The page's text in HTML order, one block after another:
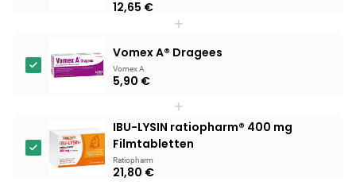
12,65 €
+
Vomex A® Dragees
Vomex A
5,90 €
+
IBU-LYSIN ratiopharm® 400 mg
Filmtabletten
Ratiopharm
21,80 €